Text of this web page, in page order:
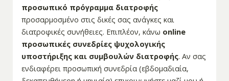
προσωπικό πρόγραμμα διατροφής
προσαρμοσμένο στις δικές σας ανάγκες και
διατροφικές συνήθειες. Επιπλέον, κάνω online
προσωπικές συνεδρίες ψυχολογικής
υποστήριξης και συμβουλών διατροφής. Αν σας
ενδιαφέρει προσωπική συνεδρία (εβδομαδιαία,